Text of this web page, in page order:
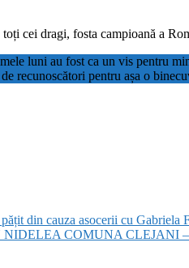
cei dragi, fosta campioană a
luni au fost ca un vis pentru
recunoscători pentru așa o
din cauza asocerii cu Gabriela
COMUNA CLEJANI